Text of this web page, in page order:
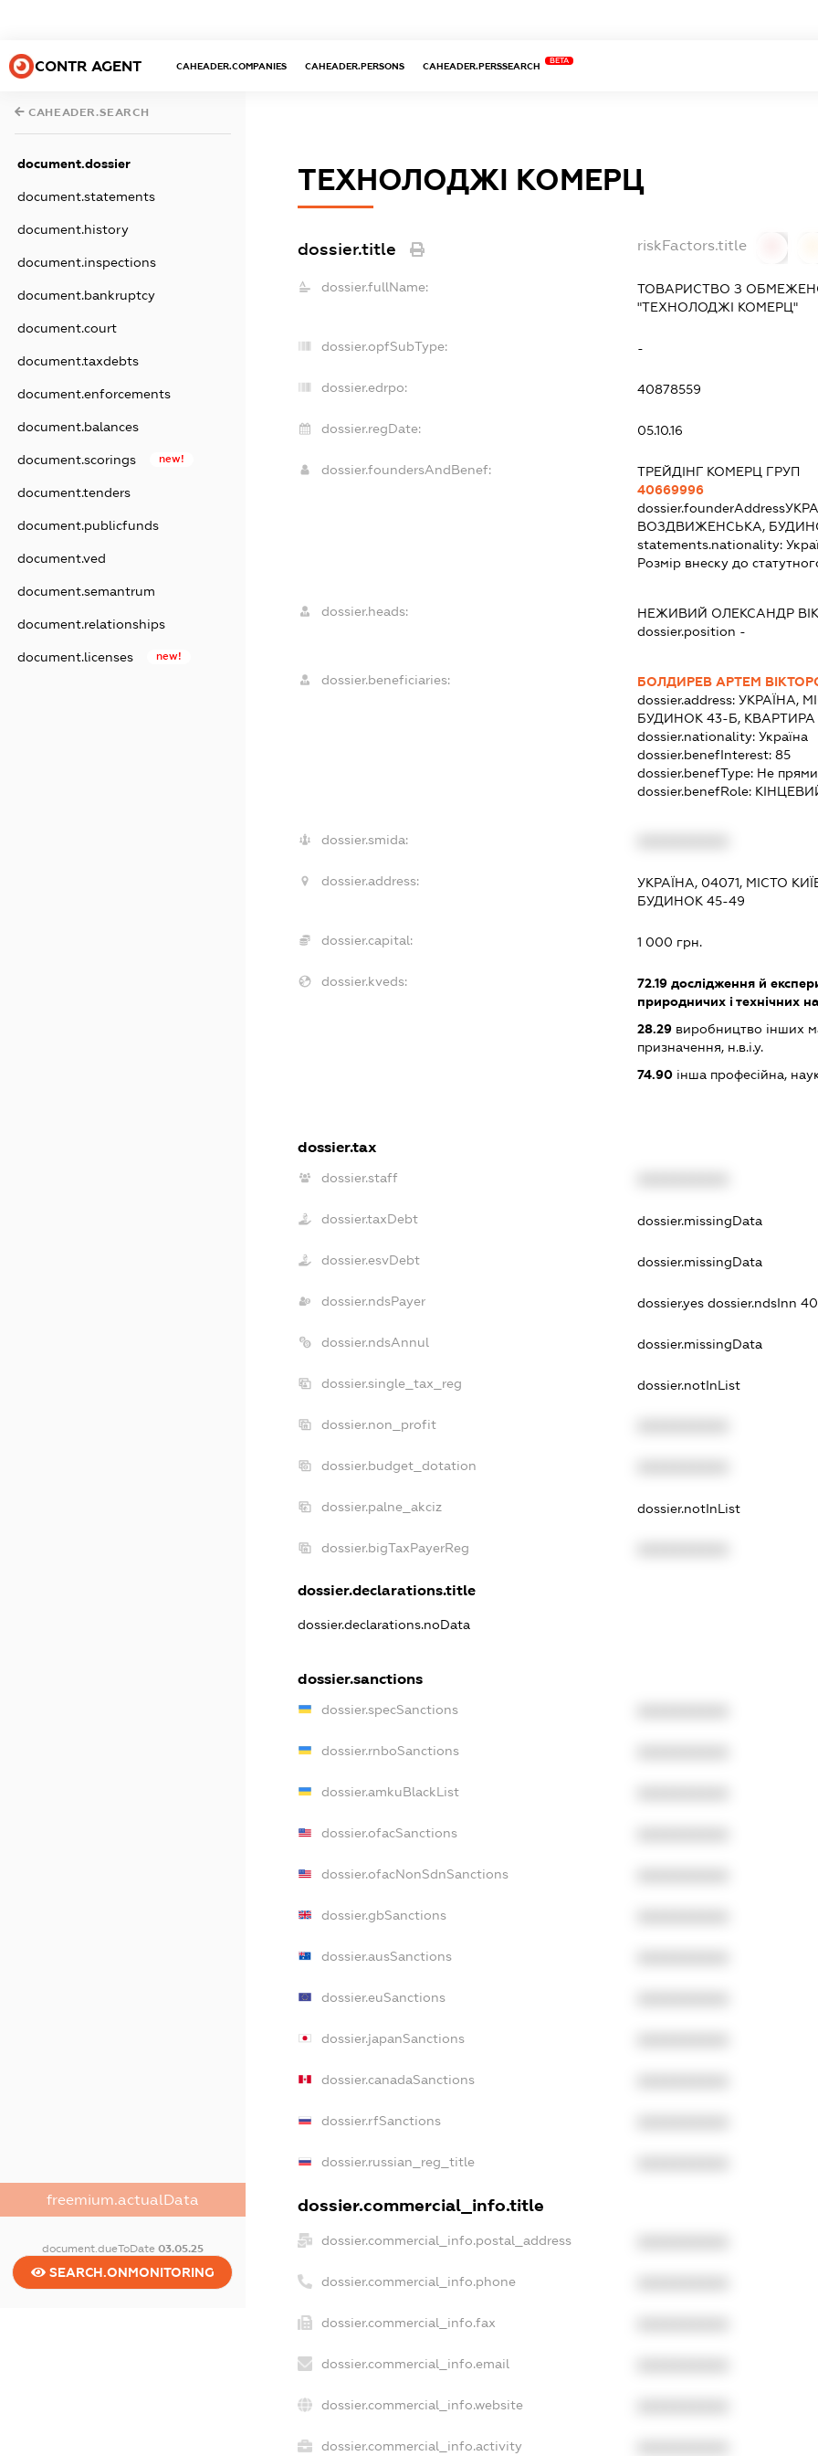
CONTR AGENT CAHEADER.COMPANIES CAHEADER.PERSONS CAHEADER.PERSSEARCH
BETA
CAHEADER.SEARCH
document.dossier
document.statements
document.history
document.inspections
document.bankruptcy
document.court
document.taxdebts
document.enforcements
document.balances
document.scorings new!
document.tenders
document.publicfunds
document.ved
document.semantrum
document.relationships
document.licenses new!
freemium.actualData
document.dueToDate 03.05.25
SEARCH.ONMONITORING
ТЕХНОЛОДЖІ КОМЕРЦ
dossier.title riskFactors.title
dossier.fullName:
ТОВАРИСТВО З
"ТЕХНОЛОДЖІ КОМЕРЦ"
dossier.opfSubType: -
dossier.edrpo: 40878559
dossier.regDate: 05.10.16
dossier.foundersAndBenef:
ТРЕЙДІНГ КОМЕРЦ ГРУП
40669996
dossier.founderAddress
ВОЗДВИЖЕНСЬКА,
statements.nationality:
Розмір внеску до
dossier.heads: НЕЖИВИЙ ОЛЕКСАНДР
dossier.position -
dossier.beneficiaries:
БОЛДИРЕВ АРТЕМ
dossier.address: УКРАЇНА,
БУДИНОК 43-Б, КВАРТИРА
dossier.nationality: Україна
dossier.benefInterest: 85
dossier.benefType: Не
dossier.benefRole:
dossier.smida:
dossier.address:
УКРАЇНА, 04071, МІСТО
БУДИНОК 45-49
dossier.capital: 1 000 грн.
dossier.kveds: 72.19дослідження й
природничих і технічних
28.29виробництво інших
призначення, н.в.і.у.
74.90інша професійна,
dossier.tax
dossier.staff
dossier.taxDebt dossier.missingData
dossier.esvDebt dossier.missingData
dossier.ndsPayer dossier.yes dossier.ndsInn
dossier.ndsAnnul dossier.missingData
dossier.single_tax_reg dossier.notInList
dossier.non_profit
dossier.budget_dotation
dossier.palne_akciz dossier.notInList
dossier.bigTaxPayerReg
dossier.declarations.title
dossier.declarations.noData
dossier.sanctions
dossier.specSanctions
dossier.rnboSanctions
dossier.amkuBlackList
dossier.ofacSanctions
dossier.ofacNonSdnSanctions
dossier.gbSanctions
dossier.ausSanctions
dossier.euSanctions
dossier.japanSanctions
dossier.canadaSanctions
dossier.rfSanctions
dossier.russian_reg_title
dossier.commercial_info.title
dossier.commercial_info.postal_address
dossier.commercial_info.phone
dossier.commercial_info.fax
dossier.commercial_info.email
dossier.commercial_info.website
dossier.commercial_info.activity